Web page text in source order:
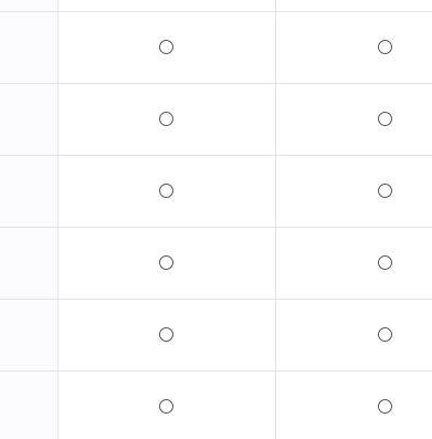
○ ○
○ ○
○ ○
○ ○
○ ○
○ ○